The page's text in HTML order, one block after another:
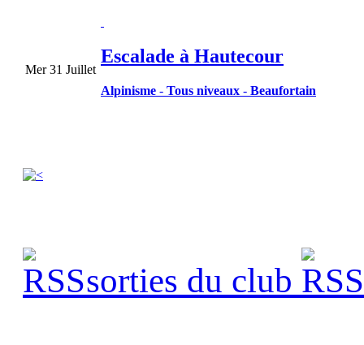
Mer 31 Juillet
Escalade à Hautecour
Alpinisme - Tous niveaux - Beaufortain
sorties du club